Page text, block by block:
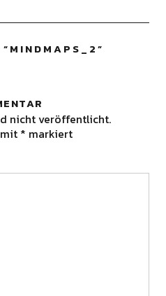
MINDMAPS_2”
nicht veröffentlicht.
* markiert